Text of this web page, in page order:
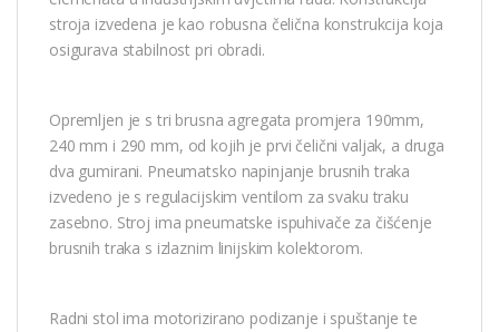
stroja izvedena je kao robusna čelična konstrukcija koja
osigurava stabilnost pri obradi.
Opremljen je s tri brusna agregata promjera 190mm,
240 mm i 290 mm, od kojih je prvi čelični valjak, a druga
dva gumirani. Pneumatsko napinjanje brusnih traka
izvedeno je s regulacijskim ventilom za svaku traku
zasebno. Stroj ima pneumatske ispuhivače za čišćenje
brusnih traka s izlaznim linijskim kolektorom.
Radni stol ima motorizirano podizanje i spuštanje te